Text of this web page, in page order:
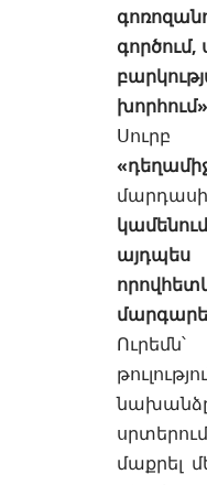
խորհում»
մաքրել